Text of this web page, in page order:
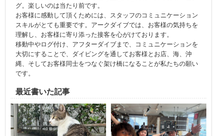
グ。楽しいのは当たり前です。
お客様に感動して頂くためには、スタッフのコミュニケーション
スキルがとても重要です。アークダイブでは、お客様の気持ちを
理解し、お客様に寄り添った接客を心がけております。
移動中やログ付け、アフターダイブまで、コミュニケーションを
大切にすることで、ダイビングを通してお客様とお店、海、沖
縄、そしてお客様同士をつなぐ架け橋になることが私たちの願い
です。
最近書いた記事